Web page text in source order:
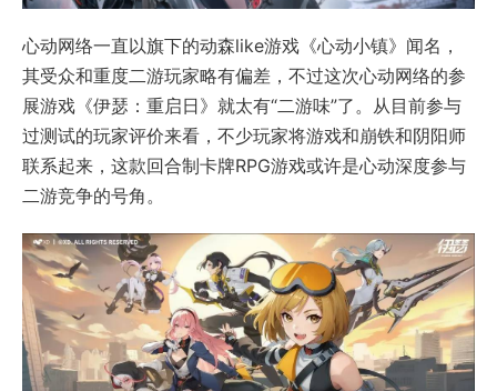
心动网络一直以旗下的动森like游戏《心动小镇》闻名，
其受众和重度二游玩家略有偏差，不过这次心动网络的参
展游戏《伊瑟：重启日》就太有“二游味”了。从目前参与
过测试的玩家评价来看，不少玩家将游戏和崩铁和阴阳师
联系起来，这款回合制卡牌RPG游戏或许是心动深度参与
二游竞争的号角。